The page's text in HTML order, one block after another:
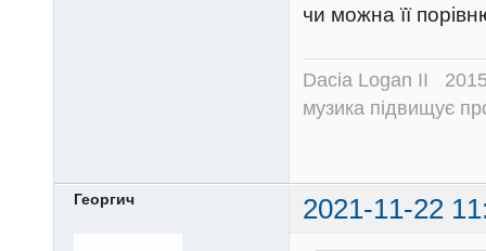
чи можна її
Dacia Logan II
музика підвищує
Георгич 2021-11-22